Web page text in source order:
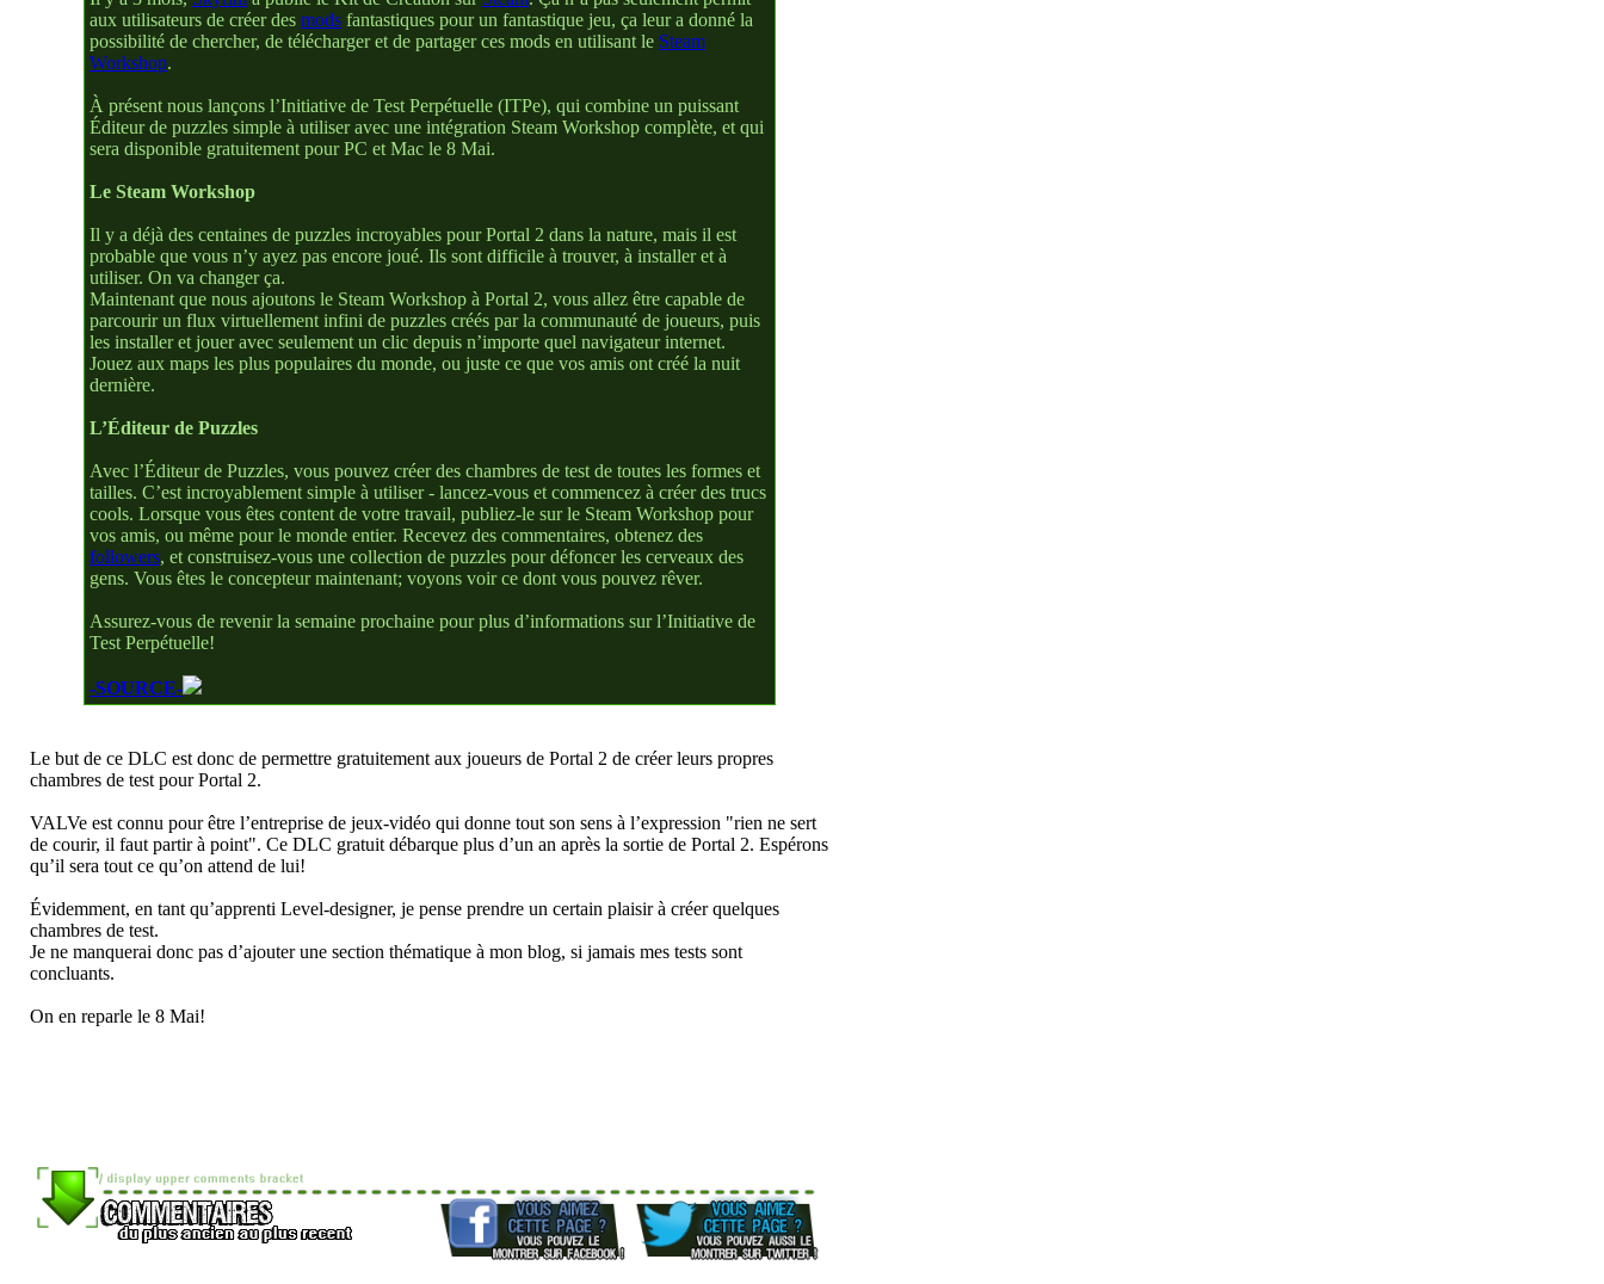
aux utilisateurs de créer des mods fantastiques pour un fantastique jeu, ça leur a donné la
possibilité de chercher, de télécharger et de partager ces mods en utilisant le Steam
Workshop.
À présent nous lançons l’Initiative de Test Perpétuelle (ITPe), qui combine un puissant
Éditeur de puzzles simple à utiliser avec une intégration Steam Workshop complète, et qui
sera disponible gratuitement pour PC et Mac le 8 Mai.
Le Steam Workshop
Il y a déjà des centaines de puzzles incroyables pour Portal 2 dans la nature, mais il est
probable que vous n’y ayez pas encore joué. Ils sont difficile à trouver, à installer et à
utiliser. On va changer ça.
Maintenant que nous ajoutons le Steam Workshop à Portal 2, vous allez être capable de
parcourir un flux virtuellement infini de puzzles créés par la communauté de joueurs, puis
les installer et jouer avec seulement un clic depuis n’importe quel navigateur internet.
Jouez aux maps les plus populaires du monde, ou juste ce que vos amis ont créé la nuit
dernière.
L’Éditeur de Puzzles
Avec l’Éditeur de Puzzles, vous pouvez créer des chambres de test de toutes les formes et
tailles. C’est incroyablement simple à utiliser - lancez-vous et commencez à créer des trucs
cools. Lorsque vous êtes content de votre travail, publiez-le sur le Steam Workshop pour
vos amis, ou même pour le monde entier. Recevez des commentaires, obtenez des
followers, et construisez-vous une collection de puzzles pour défoncer les cerveaux des
gens. Vous êtes le concepteur maintenant; voyons voir ce dont vous pouvez rêver.
Assurez-vous de revenir la semaine prochaine pour plus d’informations sur l’Initiative de
Test Perpétuelle!
-SOURCE-
Le but de ce DLC est donc de permettre gratuitement aux joueurs de Portal 2 de créer leurs propres
chambres de test pour Portal 2.
VALVe est connu pour être l’entreprise de jeux-vidéo qui donne tout son sens à l’expression "rien ne sert
de courir, il faut partir à point". Ce DLC gratuit débarque plus d’un an après la sortie de Portal 2. Espérons
qu’il sera tout ce qu’on attend de lui!
Évidemment, en tant qu’apprenti Level-designer, je pense prendre un certain plaisir à créer quelques
chambres de test.
Je ne manquerai donc pas d’ajouter une section thématique à mon blog, si jamais mes tests sont
concluants.
On en reparle le 8 Mai!